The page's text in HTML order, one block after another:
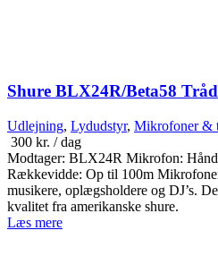
Shure BLX24R/Beta58
Udlejning, Lydudstyr, Mikrofoner &
300 kr. / dag
Modtager: BLX24R Mikrofon:
Rækkevidde: Op til 100m
musikere, oplægsholdere og DJ’s.
kvalitet fra amerikanske shure.
Læs mere